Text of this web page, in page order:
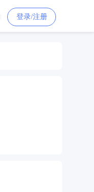
登录/注册